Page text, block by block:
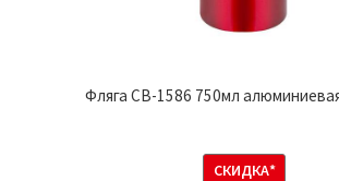
Фляга CB-1586 750мл
СКИДКА*